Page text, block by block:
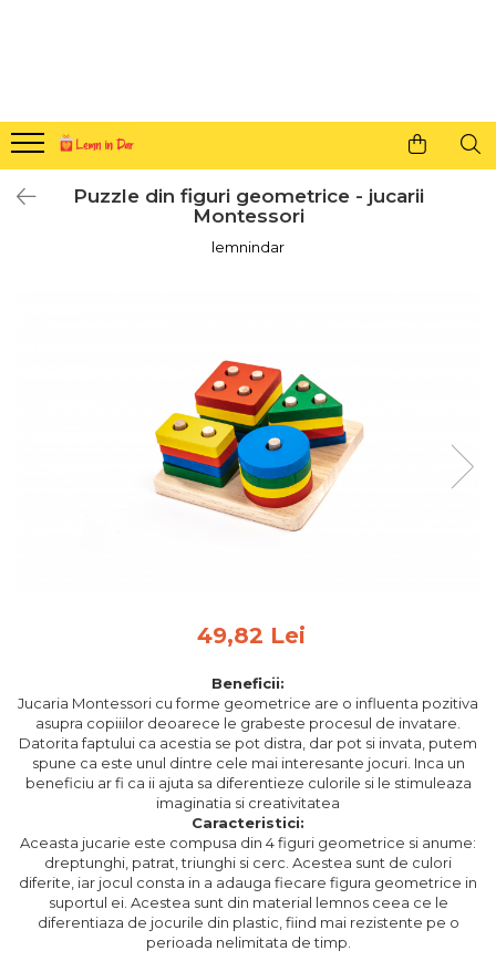
Agende din lemn
Agende 10x10
Semne de carte
Magneti de Craciun
Felicitari pentru cei dragi
Felicitari cu model
Rame foto din lemn
Aromaterapie
Papioane din lemn
Decoratiuni pentru casa
Genti si portofele barbati din
Puzzle din figuri geometrice - jucarii
Montessori
lemnindar
49,82 Lei
Beneficii:
Jucaria Montessori cu forme geometrice are o influenta pozitiva
asupra copiiilor deoarece le grabeste procesul de invatare.
Datorita faptului ca acestia se pot distra, dar pot si invata, putem
spune ca este unul dintre cele mai interesante jocuri. Inca un
beneficiu ar fi ca ii ajuta sa diferentieze culorile si le stimuleaza
imaginatia si creativitatea
Caracteristici:
Aceasta jucarie este compusa din 4 figuri geometrice si anume:
dreptunghi, patrat, triunghi si cerc. Acestea sunt de culori
diferite, iar jocul consta in a adauga fiecare figura geometrice in
suportul ei. Acestea sunt din material lemnos ceea ce le
diferentiaza de jocurile din plastic, fiind mai rezistente pe o
perioada nelimitata de timp.